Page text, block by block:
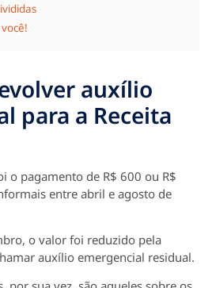
auxílio
para a Receita
o pagamento de R$ 600 ou R$
entre abril e agosto de
o valor foi reduzido pela
auxílio emergencial residual.